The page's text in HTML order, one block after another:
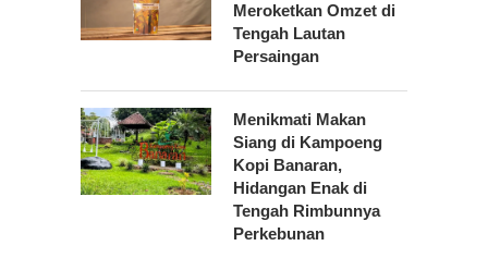
Meroketkan Omzet di
Tengah Lautan
Persaingan
Menikmati Makan
Siang di Kampoeng
Kopi Banaran,
Hidangan Enak di
Tengah Rimbunnya
Perkebunan